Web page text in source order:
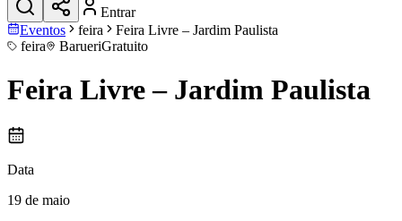
Entrar
Eventos
feira
Feira Livre – Jardim Paulista
feira
BarueriGratuito
Feira Livre – Jardim Paulista
Data
19 de maio